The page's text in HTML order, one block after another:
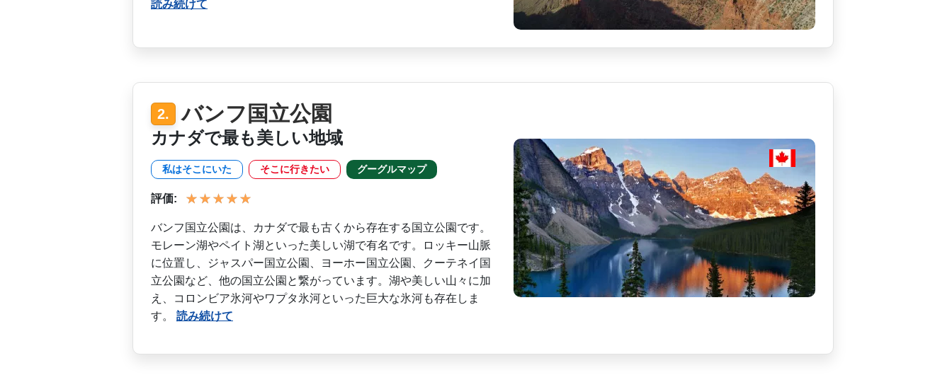
読み続けて
2. バンフ国立公園
カナダで最も美しい地域
私はそこにいた そこに行きたい グーグルマップ
評価:
バンフ国立公園は、カナダで­最も古くから存在する国立公園です。
モレーン湖やペ­イト湖といった美しい湖で有名です。ロッキー山脈
に­位置し、ジャスパー国立公園、ヨーホー国立公園、ク­ーテネイ国
立公園など、他の国立公園と繋がっていま­す。湖や美しい山々に加
え、コロンビア氷河やワプタ­氷河といった巨大な氷河も存在しま
す。 読み続けて